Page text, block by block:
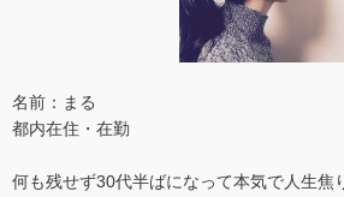
名前：まる
都内在住・在勤
何も残せず30代半ばになって本気で人生焦